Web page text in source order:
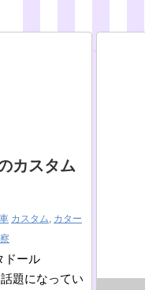
カスタム
カスタム, カター
ドール
題になってい